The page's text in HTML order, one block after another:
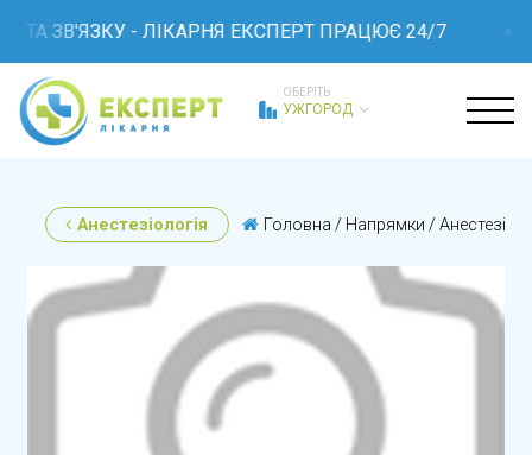
ЗВ'ЯЗКУ - ЛІКАРНЯ ЕКСПЕРТ ПРАЦЮЄ 24/7
ОБЕРІТЬ
УЖГОРОД
Анестезіологія Головна / Напрямки /